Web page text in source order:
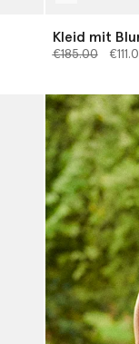
Kleid mit
Preis reduziert
€185.00bis